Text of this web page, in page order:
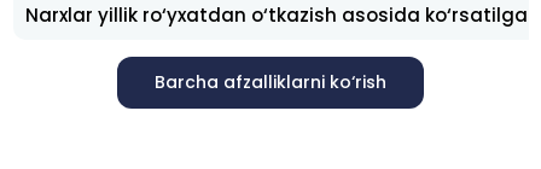
Narxlar yillik ro‘yxatdan o‘tkazish asosida
Barcha afzalliklarni ko‘rish